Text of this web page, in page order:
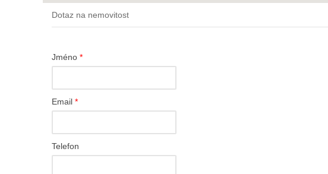
Dotaz na nemovitost
Jméno *
Email *
Telefon